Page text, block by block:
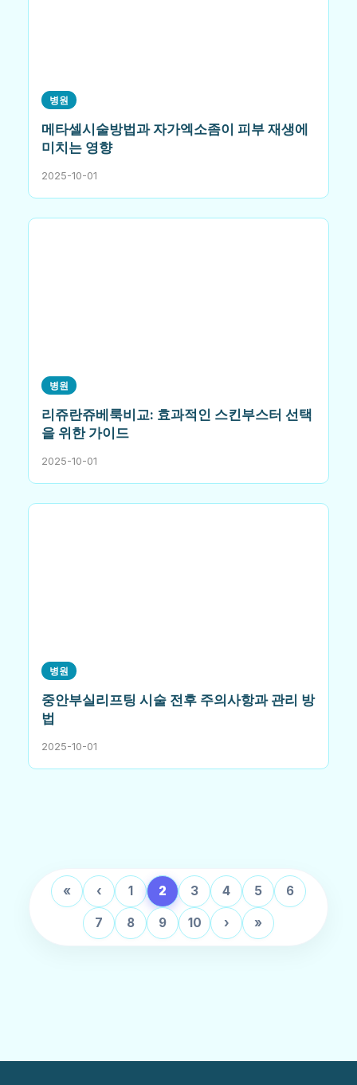
병원
메타셀시술방법과 자가엑소좀이 피부 재생에
미치는 영향
2025-10-01
병원
리쥬란쥬베룩비교: 효과적인 스킨부스터 선택
을 위한 가이드
2025-10-01
병원
중안부실리프팅 시술 전후 주의사항과 관리 방
법
2025-10-01
« ‹ 1 2 3 4 5 6
7 8 9 10 › »